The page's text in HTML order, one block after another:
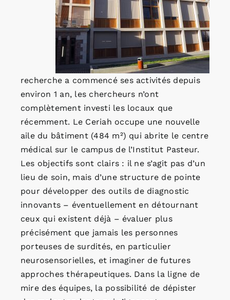
recherche a commencé ses activités depuis
environ 1 an, les chercheurs n’ont
complètement investi les locaux que
récemment. Le Ceriah occupe une nouvelle
aile du bâtiment (484 m²) qui abrite le centre
médical sur le campus de l’Institut Pasteur.
Les objectifs sont clairs : il ne s’agit pas d’un
lieu de soin, mais d’une structure de pointe
pour développer des outils de diagnostic
innovants – éventuellement en détournant
ceux qui existent déjà – évaluer plus
précisément que jamais les personnes
porteuses de surdités, en particulier
neurosensorielles, et imaginer de futures
approches thérapeutiques. Dans la ligne de
mire des équipes, la possibilité de dépister